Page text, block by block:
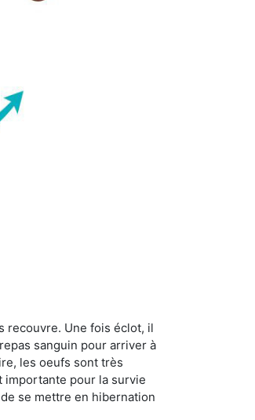
recouvre. Une fois éclot, il
sanguin pour arriver à
les oeufs sont très
pour la survie
se mettre en hibernation